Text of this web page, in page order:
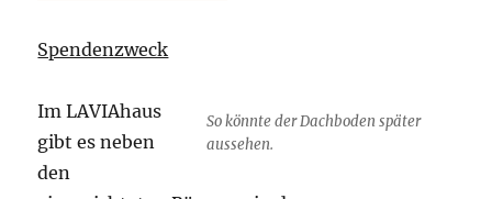
Spendenzweck
So könnte der Dachboden später
aussehen.
Im LAVIAhaus
gibt es neben
den